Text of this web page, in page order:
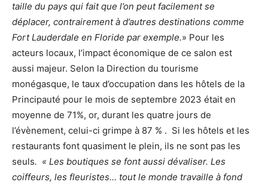
taille du pays qui fait que l’on peut facilement se
déplacer, contrairement à d’autres destinations comme
Fort Lauderdale en Floride par exemple.» Pour les
acteurs locaux, l’impact économique de ce salon est
aussi majeur. Selon la Direction du tourisme
monégasque, le taux d’occupation dans les hôtels de la
Principauté pour le mois de septembre 2023 était en
moyenne de 71%, or, durant les quatre jours de
l’évènement, celui-ci grimpe à 87 % . Si les hôtels et les
restaurants font quasiment le plein, ils ne sont pas les
seuls. « Les boutiques se font aussi dévaliser. Les
coiffeurs, les fleuristes… tout le monde travaille à fond